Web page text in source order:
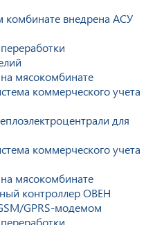
комбинате внедрена АСУ
мясокомбинате
коммерческого учета
для
коммерческого учета
мясокомбинате
контроллер ОВЕН
GPRS-модемом